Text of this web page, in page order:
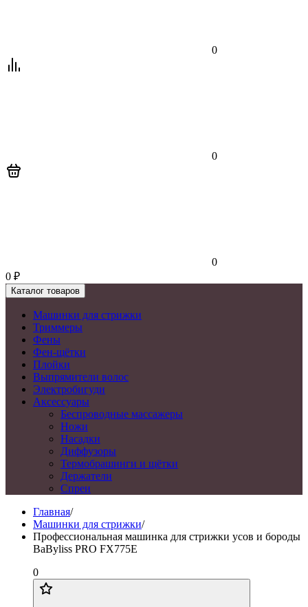
0
0
0
0 ₽
Каталог товаров
Машинки для стрижки
Триммеры
Фены
Фен-щётки
Плойки
Выпрямители волос
Электробигуди
Аксессуары
Беспроводные массажеры
Ножи
Насадки
Диффузоры
Термобрашинги и щётки
Держатели
Спреи
Главная/
Машинки для стрижки/
Профессиональная машинка для стрижки усов и бороды
BaByliss PRO FX775E
0